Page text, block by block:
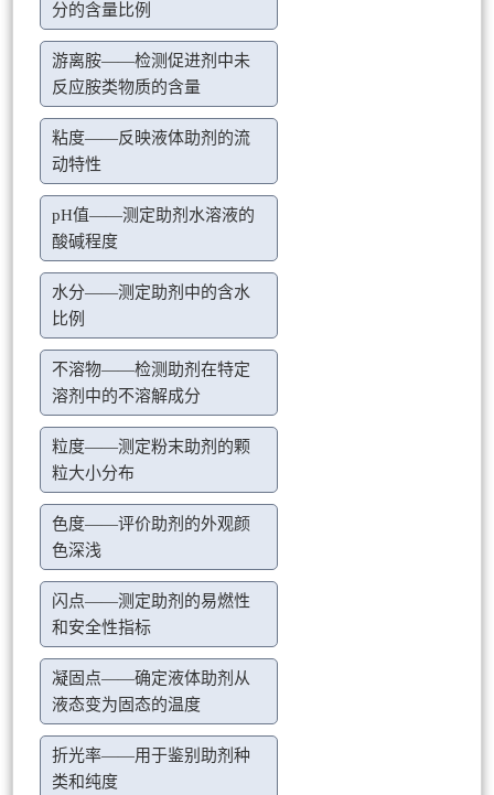
分的含量比例
游离胺——检测促进剂中未
反应胺类物质的含量
粘度——反映液体助剂的流
动特性
pH值——测定助剂水溶液的
酸碱程度
水分——测定助剂中的含水
比例
不溶物——检测助剂在特定
溶剂中的不溶解成分
粒度——测定粉末助剂的颗
粒大小分布
色度——评价助剂的外观颜
色深浅
闪点——测定助剂的易燃性
和安全性指标
凝固点——确定液体助剂从
液态变为固态的温度
折光率——用于鉴别助剂种
类和纯度